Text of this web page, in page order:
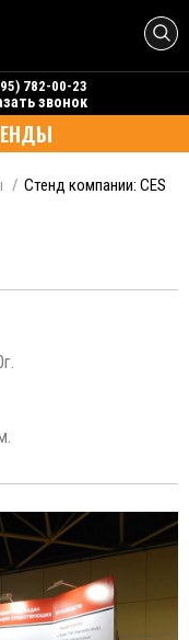
782-00-23
звонок
Стенд компании: CES